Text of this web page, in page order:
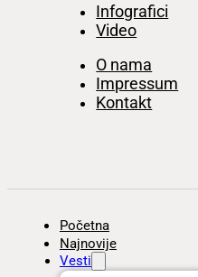
Infografici
Video
O nama
Impressum
Kontakt
Početna
Najnovije
Vesti